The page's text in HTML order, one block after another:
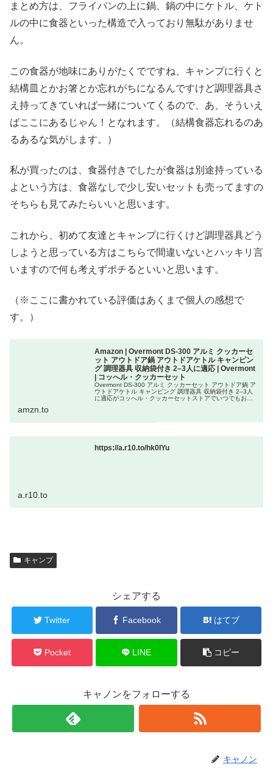
まとめ方は、フライパンの上に鍋、鍋の中にケトル、ケト
ルの中に食器といった構造で入っており無駄がありませ
ん。
この食器が地味にありがたくでですね、キャンプに行くと
結構皿とかお箸とか忘れがちになるんですけど調理器具さ
え持ってきていれば一緒についてくるので、あ、そういえ
ばここにあるじゃん！となれます。（結構食器忘れるのあ
るあるな気がします。）
私が買ったのは、食器付きでしたが食器は別途持っている
よという方は、食器なしで少し安いセットも売ってますの
そちらも見てみたらいいと思います。
これから、初めて友達とキャンプに行くけど調理器具どう
しようと思っている方はこちらで間違いないとハッキリ言
いますので何も考えずポチるといいと思います。
（※ここに書かれている評価はあくまで個人の感想で
す。）
Amazon | Overmont DS-300 アルミ クッカーセ
ット アウトドア鍋 アウトドアケトル キャンピン
グ 調理器具 収納袋付き 2–3人に適応 | Overmont
| コッへル・クッカーセット
Overmont DS-300 アルミ クッカーセット アウトドア鍋 ア
ウトドアケトル キャンピング 調理器具 収納袋付き 2–3人
に適応がコッへル・クッカーセットストアでいつでもお買
amzn.to
https://a.r10.to/hk0IYu
a.r10.to
キャンプ
シェアする
Twitter Facebook はてブ
Pocket LINE コピー
キャノンをフォローする
キャノン